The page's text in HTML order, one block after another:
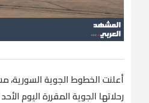
أعلنت الخطوط الجوية السورية،